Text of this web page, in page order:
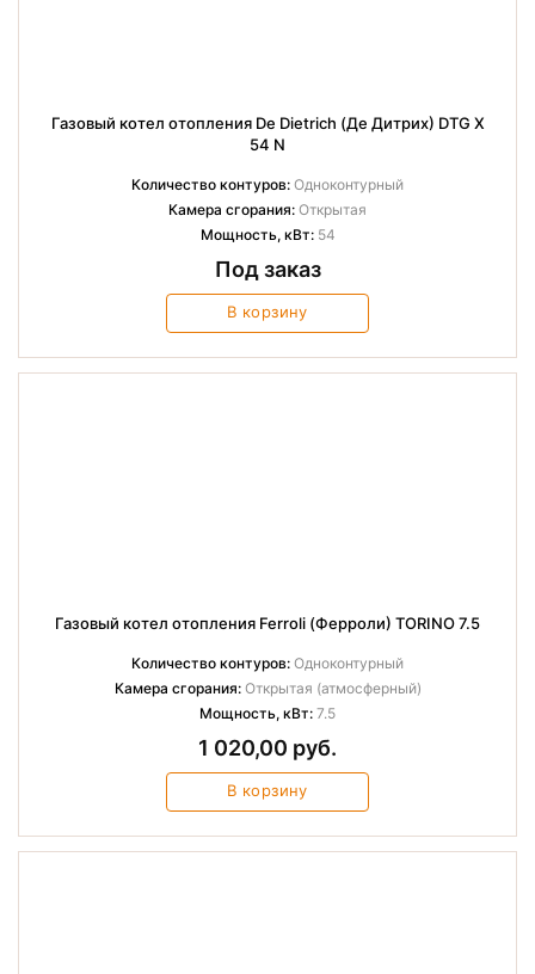
Газовый котел отопления De Dietrich (Де Дитрих) DTG X
54 N
Количество контуров: Одноконтурный
Камера сгорания: Открытая
Мощность, кВт:54
Под заказ
В корзину
Газовый котел отопления Ferroli (Ферроли) TORINO 7.5
Количество контуров: Одноконтурный
Камера сгорания:Открытая (атмосферный)
Мощность, кВт: 7.5
1 020,00 руб.
В корзину